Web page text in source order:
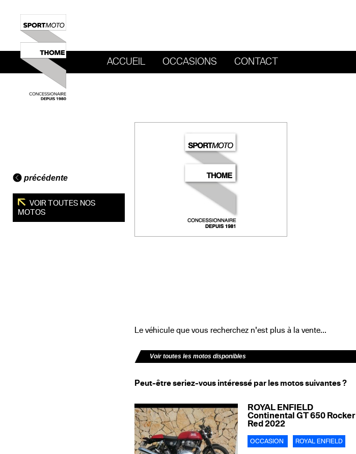
ACCUEIL OCCASIONS CONTACT
précédente
VOIR TOUTES NOS
MOTOS
Le véhicule que vous recherchez n'est plus à la vente...
Voir toutes les motos disponibles
Peut-être seriez-vous intéressé par les motos suivantes ?
ROYAL ENFIELD
Continental GT 650 Rocker
Red 2022
OCCASION ROYAL ENFIELD